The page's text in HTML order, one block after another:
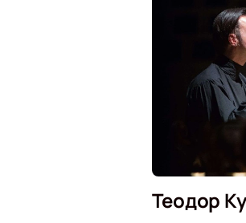
Теодор